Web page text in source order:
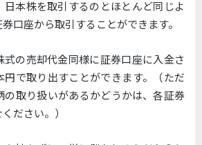
日本株を取引するのとほとんど同じよ
口座から取引することができます。
の売却代金同様に証券口座に入金さ
で取り出すことができます。（ただ
の取り扱いがあるかどうかは、各証券
ださい。）